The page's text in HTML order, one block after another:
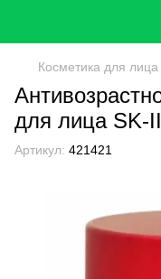
Косметика для лица
для лица SK-
Артикул: 421421